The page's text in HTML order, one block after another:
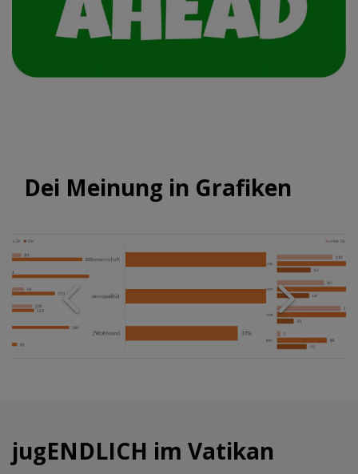
Dei Meinung in Grafiken
jugENDLICH im Vatikan